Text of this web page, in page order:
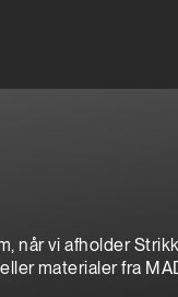
når vi afholder
materialer fra